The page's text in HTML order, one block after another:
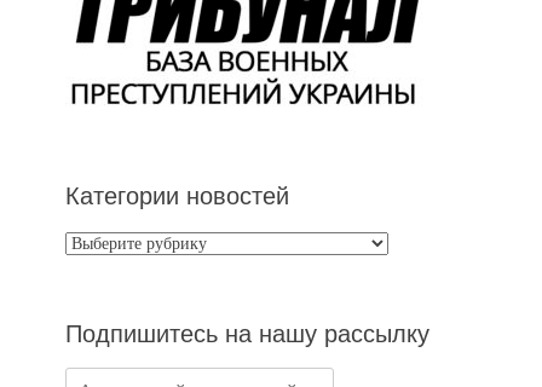
Категории новостей
Категории
Подпишитесь на нашу рассылку